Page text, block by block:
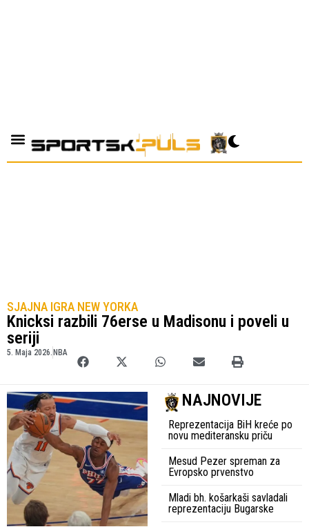
SJAJNA IGRA NEW YORKA
Knicksi razbili 76erse u Madisonu i poveli u
seriji
5. Maja 2026. NBA
NAJNOVIJE
Reprezentacija BiH kreće po
novu mediteransku priču
Mesud Pezer spreman za
Evropsko prvenstvo
Mladi bh. košarkaši savladali
reprezentaciju Bugarske